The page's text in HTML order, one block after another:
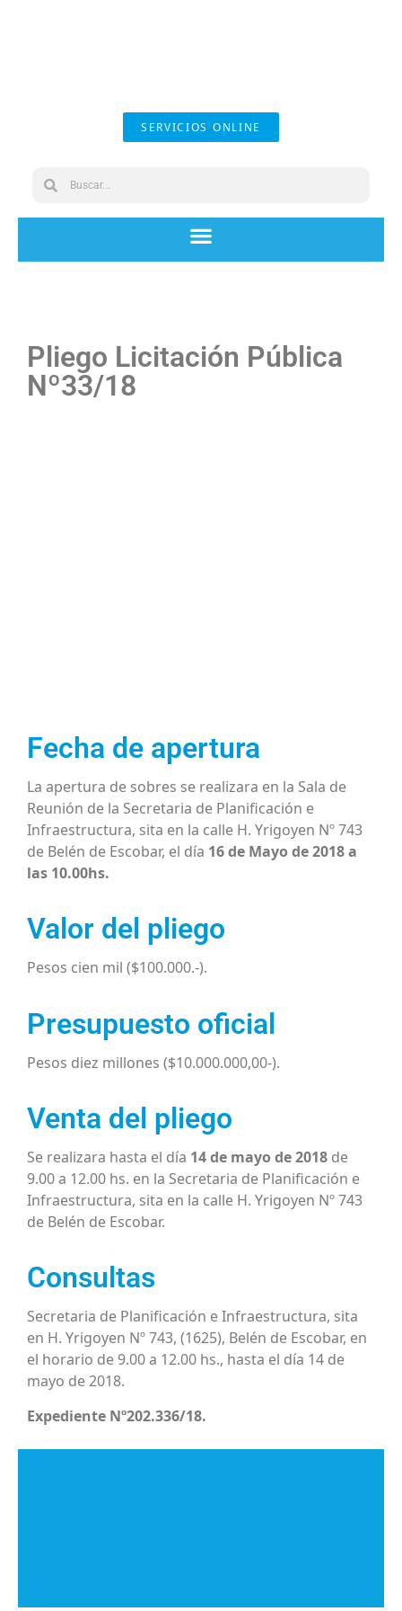
SERVICIOS ONLINE
Pliego Licitación Pública
Nº33/18
Fecha de apertura
La apertura de sobres se realizara en la Sala de
Reunión de la Secretaria de Planificación e
Infraestructura, sita en la calle H. Yrigoyen Nº 743
de Belén de Escobar, el día 16 de Mayo de 2018 a
las 10.00hs.
Valor del pliego
Pesos cien mil ($100.000.-).
Presupuesto oficial
Pesos diez millones ($10.000.000,00-).
Venta del pliego
Se realizara hasta el día 14 de mayo de 2018 de
9.00 a 12.00 hs. en la Secretaria de Planificación e
Infraestructura, sita en la calle H. Yrigoyen Nº 743
de Belén de Escobar.
Consultas
Secretaria de Planificación e Infraestructura, sita
en H. Yrigoyen Nº 743, (1625), Belén de Escobar, en
el horario de 9.00 a 12.00 hs., hasta el día 14 de
mayo de 2018.
Expediente Nº202.336/18.